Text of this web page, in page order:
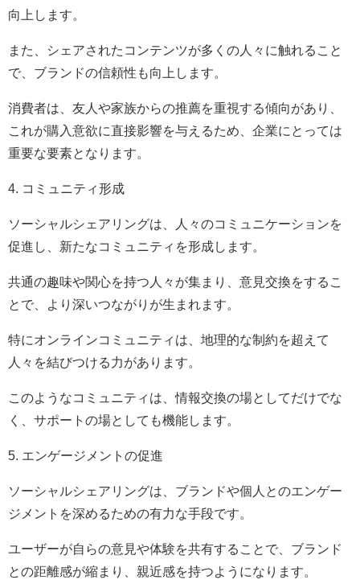
向上します。
また、シェアされたコンテンツが多くの人々に触れること
で、ブランドの信頼性も向上します。
消費者は、友人や家族からの推薦を重視する傾向があり、
これが購入意欲に直接影響を与えるため、企業にとっては
重要な要素となります。
4. コミュニティ形成
ソーシャルシェアリングは、人々のコミュニケーションを
促進し、新たなコミュニティを形成します。
共通の趣味や関心を持つ人々が集まり、意見交換をするこ
とで、より深いつながりが生まれます。
特にオンラインコミュニティは、地理的な制約を超えて
人々を結びつける力があります。
このようなコミュニティは、情報交換の場としてだけでな
く、サポートの場としても機能します。
5. エンゲージメントの促進
ソーシャルシェアリングは、ブランドや個人とのエンゲー
ジメントを深めるための有力な手段です。
ユーザーが自らの意見や体験を共有することで、ブランド
との距離感が縮まり、親近感を持つようになります。